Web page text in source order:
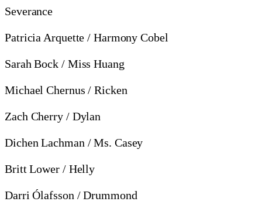
Severance
Patricia Arquette / Harmony Cobel
Sarah Bock / Miss Huang
Michael Chernus / Ricken
Zach Cherry / Dylan
Dichen Lachman / Ms. Casey
Britt Lower / Helly
Darri Ólafsson / Drummond